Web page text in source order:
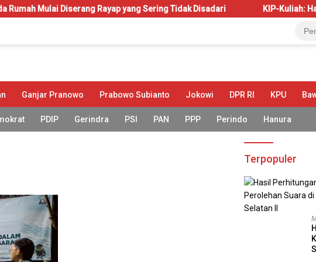
Diserang Rayap yang Sering Tidak Disadari KIP-Kuliah: Hak atau
Ganjar Pranowo Prabowo Subianto Jokowi DPR RI KPU
PDIP Gerindra PSI PAN PPP Perindo Hanura
Terpopuler